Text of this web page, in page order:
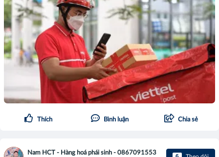
Thích Bình luận Chia sẻ
Nam HCT - Hàng hoá phái sinh - 0867091553